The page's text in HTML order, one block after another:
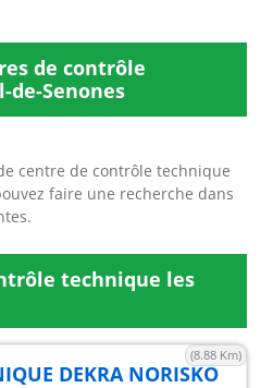
de contrôle
Senones
centre de contrôle technique
faire une recherche dans
technique les
(8.88 Km)
DEKRA NORISKO